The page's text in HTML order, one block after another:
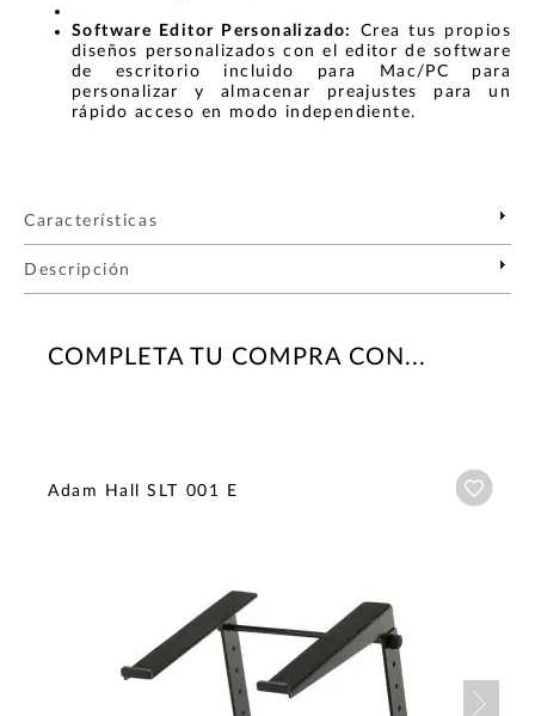
Software Editor Personalizado:
Crea tus propios
diseños personalizados con el editor de software
de escritorio incluido para Mac/PC para
personalizar y almacenar preajustes para un
rápido acceso en modo independiente.
Características
Descripción
COMPLETA TU COMPRA CON...
Adam Hall SLT 001 E